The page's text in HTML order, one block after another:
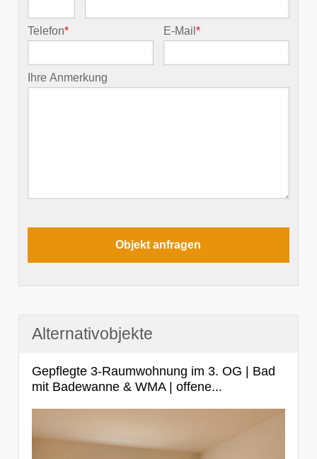
Telefon* E-Mail*
Ihre Anmerkung
Alternativobjekte
Gepflegte 3-Raumwohnung im 3. OG | Bad
mit Badewanne & WMA | offene...